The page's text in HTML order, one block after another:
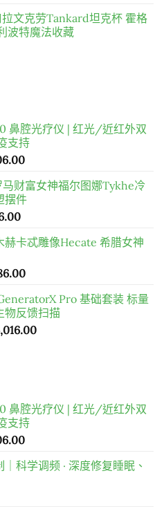
¥385.56
文克劳Tankard坦克杯 霍格
波特魔法收藏
鼻腔光疗仪 | 红光/近红外双
支持
。
目
價
格：
财富女神福尔图娜Tykhe冷
摆件
價
範
¥686.00
¥1,386.00
赫卡忒雕像Hecate 希腊女神
價
範
圍：
¥1,183.00
Pro 基础套装 标量
物反馈扫描
目
鼻腔光疗仪 | 红光/近红外双
支持
目
價
科学调频 · 深度修复睡眠、